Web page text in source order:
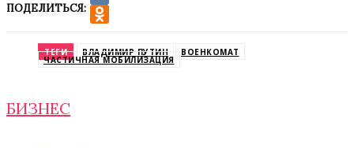
ПОДЕЛИТЬСЯ:
VK
ТЕГИ ВЛАДИМИР ПУТИН ВОЕНКОМАТ
ЧАСТИЧНАЯ МОБИЛИЗАЦИЯ
БИЗНЕС